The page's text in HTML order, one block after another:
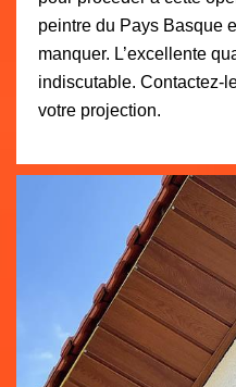
peintre du Pays Basque
manquer. L’excellente
indiscutable. Contactez-
votre projection.